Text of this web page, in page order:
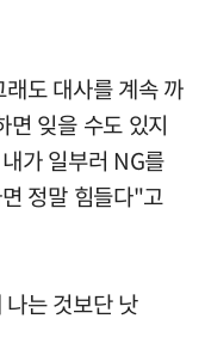
도 대사를 계속 까
잊을 수도 있지
가 일부러 NG를
정말 힘들다"고
는 것보단 낫